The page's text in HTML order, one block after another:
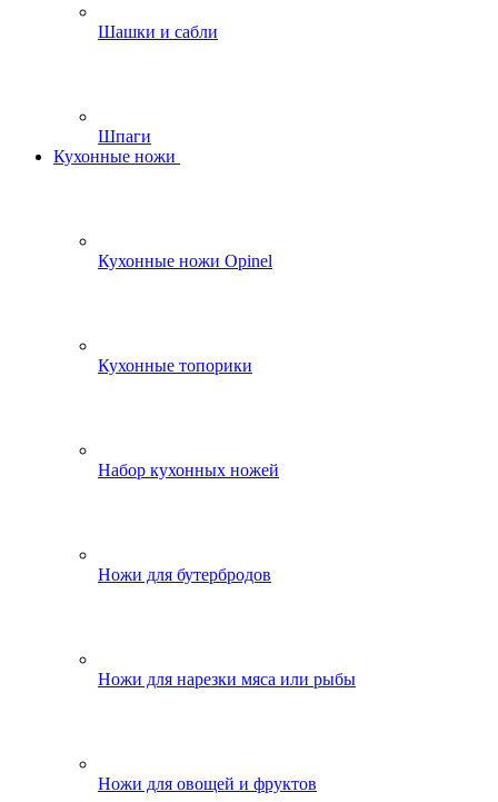
Шашки и сабли
Шпаги
Кухонные ножи
Кухонные ножи Opinel
Кухонные топорики
Набор кухонных ножей
Ножи для бутербродов
Ножи для нарезки мяса или рыбы
Ножи для овощей и фруктов